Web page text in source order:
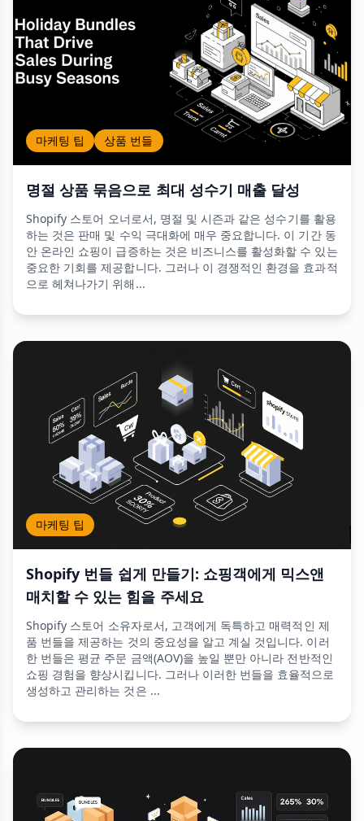
마케팅 팁 상품 번들
명절 상품 묶음으로 최대 성수기 매출 달성
Shopify 스토어 오너로서, 명절 및 시즌과 같은 성수기를 활용
하는 것은 판매 및 수익 극대화에 매우 중요합니다. 이 기간 동
안 온라인 쇼핑이 급증하는 것은 비즈니스를 활성화할 수 있는
중요한 기회를 제공합니다. 그러나 이 경쟁적인 환경을 효과적
으로 헤쳐나가기 위해...
마케팅 팁
Shopify 번들 쉽게 만들기: 쇼핑객에게 믹스앤
매치할 수 있는 힘을 주세요
Shopify 스토어 소유자로서, 고객에게 독특하고 매력적인 제
품 번들을 제공하는 것의 중요성을 알고 계실 것입니다. 이러
한 번들은 평균 주문 금액(AOV)을 높일 뿐만 아니라 전반적인
쇼핑 경험을 향상시킵니다. 그러나 이러한 번들을 효율적으로
생성하고 관리하는 것은 ...